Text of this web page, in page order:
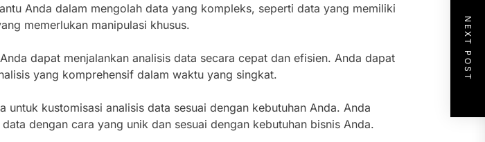
Anda dalam mengolah data yang kompleks, seperti data yang memiliki
memerlukan manipulasi khusus.
dapat menjalankan analisis data secara cepat dan efisien. Anda dapat
yang komprehensif dalam waktu yang singkat.
untuk kustomisasi analisis data sesuai dengan kebutuhan Anda. Anda
dengan cara yang unik dan sesuai dengan kebutuhan bisnis Anda.
NEXT POST